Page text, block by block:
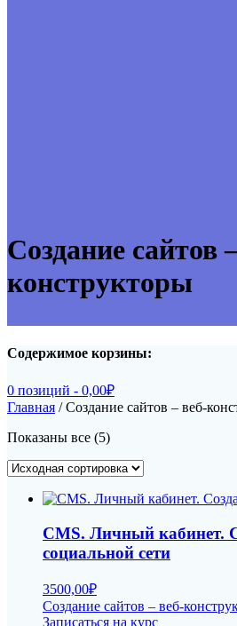
Создание сайтов
конструкторы
Содержимое корзины:
0 позиций - 0,00₽
Главная / Создание сайтов – веб-
Показаны все (5)
CMS. Личный кабинет.
социальной сети
3500,00₽
Создание сайтов – веб-
Записаться на курс